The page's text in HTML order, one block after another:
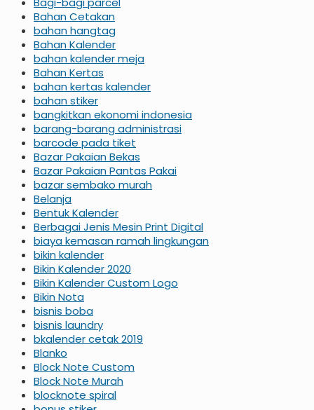
Bahan Cetakan
bahan hangtag
Bahan Kalender
bahan kalender meja
Bahan Kertas
bahan kertas kalender
bahan stiker
bangkitkan ekonomi indonesia
barang-barang administrasi
barcode pada tiket
Bazar Pakaian Bekas
Bazar Pakaian Pantas Pakai
bazar sembako murah
Belanja
Bentuk Kalender
Berbagai Jenis Mesin Print Digital
biaya kemasan ramah lingkungan
bikin kalender
Bikin Kalender 2020
Bikin Kalender Custom Logo
Bikin Nota
bisnis boba
bisnis laundry
bkalender cetak 2019
Blanko
Block Note Custom
Block Note Murah
blocknote spiral